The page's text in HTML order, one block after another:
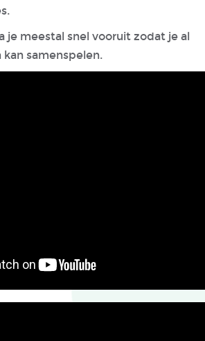
je meestal snel vooruit zodat je al
samenspelen.